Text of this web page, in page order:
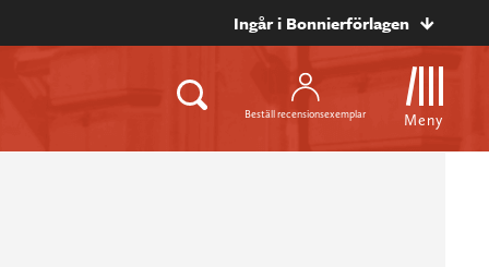
Ingår i Bonnierförlagen
Beställ recensionsexemplar Meny